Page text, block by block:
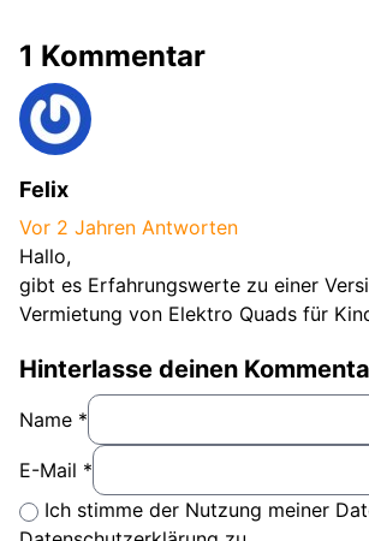
1 Kommentar
Felix
Vor 2 Jahren Antworten
Hallo,
gibt es Erfahrungswerte zu einer
Vermietung von Elektro Quads für
Hinterlasse deinen
Name *
E-Mail *
Ich stimme der Nutzung meiner